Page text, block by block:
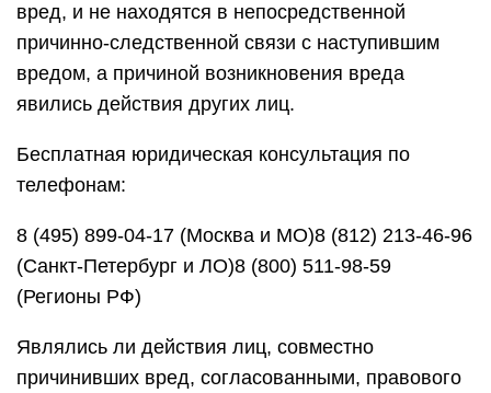
вред, и не находятся в непосредственной
причинно-следственной связи с наступившим
вредом, а причиной возникновения вреда
явились действия других лиц.
Бесплатная юридическая консультация по
телефонам:
8 (495) 899-04-17 (Москва и МО)8 (812) 213-46-96
(Санкт-Петербург и ЛО)8 (800) 511-98-59
(Регионы РФ)
Являлись ли действия лиц, совместно
причинивших вред, согласованными, правового